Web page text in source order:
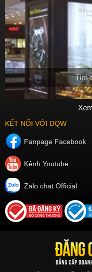
Tìm
KẾT NỐI VỚI DQW
Fanpage Facebook
Kênh Youtube
Zalo chat Official